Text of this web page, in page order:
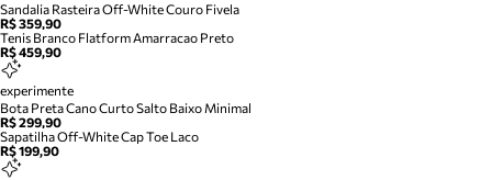
Sandalia Rasteira Off-White Couro Fivela
R$ 359,90
Tenis Branco Flatform Amarracao Preto
R$ 459,90
experimente
Bota Preta Cano Curto Salto Baixo Minimal
R$ 299,90
Sapatilha Off-White Cap Toe Laco
R$ 199,90